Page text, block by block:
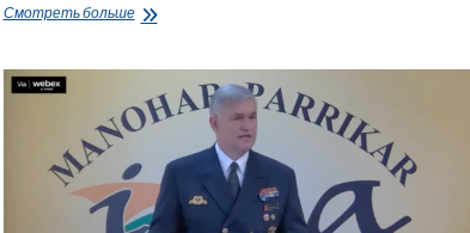
Смотреть больше«Це
треба
зупинити»:
Зеленський
ракети
РФ,
які
пройшли